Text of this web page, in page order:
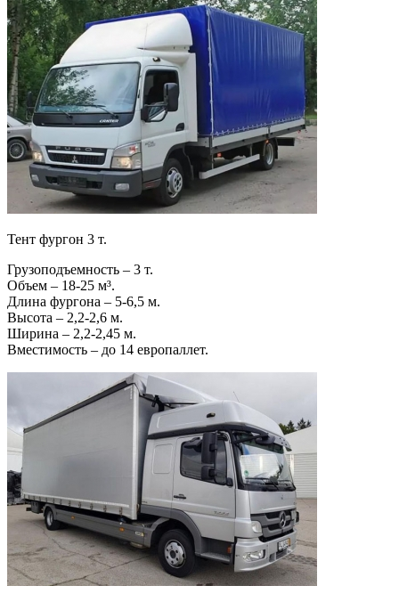
Тент фургон 3 т.
Грузоподъемность – 3 т.
Объем – 18-25 м³.
Длина фургона – 5-6,5 м.
Высота – 2,2-2,6 м.
Ширина – 2,2-2,45 м.
Вместимость – до 14 европаллет.